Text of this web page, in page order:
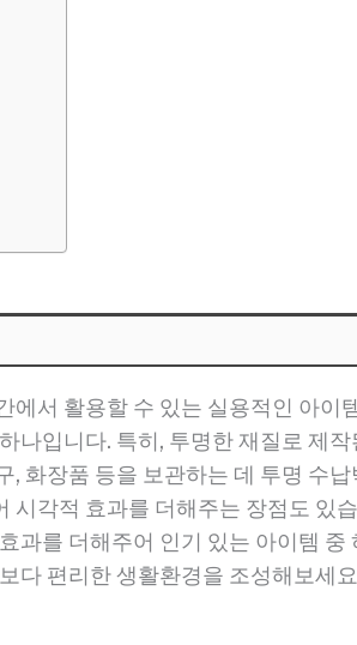
에서 활용할 수 있는 실용적인 아
나입니다. 특히, 투명한 재질로 제
, 화장품 등을 보관하는 데 투명 수
시각적 효과를 더해주는 장점도 있
과를 더해주어 인기 있는 아이템
다 편리한 생활환경을 조성해보세